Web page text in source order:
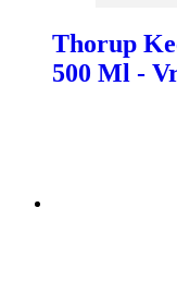
Thorup
500 Ml -